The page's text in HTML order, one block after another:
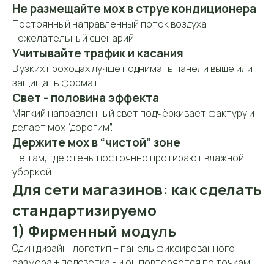
Не размещайте мох в струе кондиционера
Постоянный направленный поток воздуха -
нежелательный сценарий.
Учитывайте трафик и касания
В узких проходах лучше поднимать панели выше или
защищать формат.
Свет - половина эффекта
Мягкий направленный свет подчёркивает фактуру и
делает мох “дорогим”.
Держите мох в “чистой” зоне
Не там, где стены постоянно протирают влажной
уборкой.
Для сети магазинов: как сделать
стандартизируемо
1) Фирменный модуль
Один дизайн: логотип + панель фиксированного
Контактнаяинформация
Контакты
Заказать звонок
Телефон:
E-mail:
+7 (906) 083-26-41
mossart888@gmail.com